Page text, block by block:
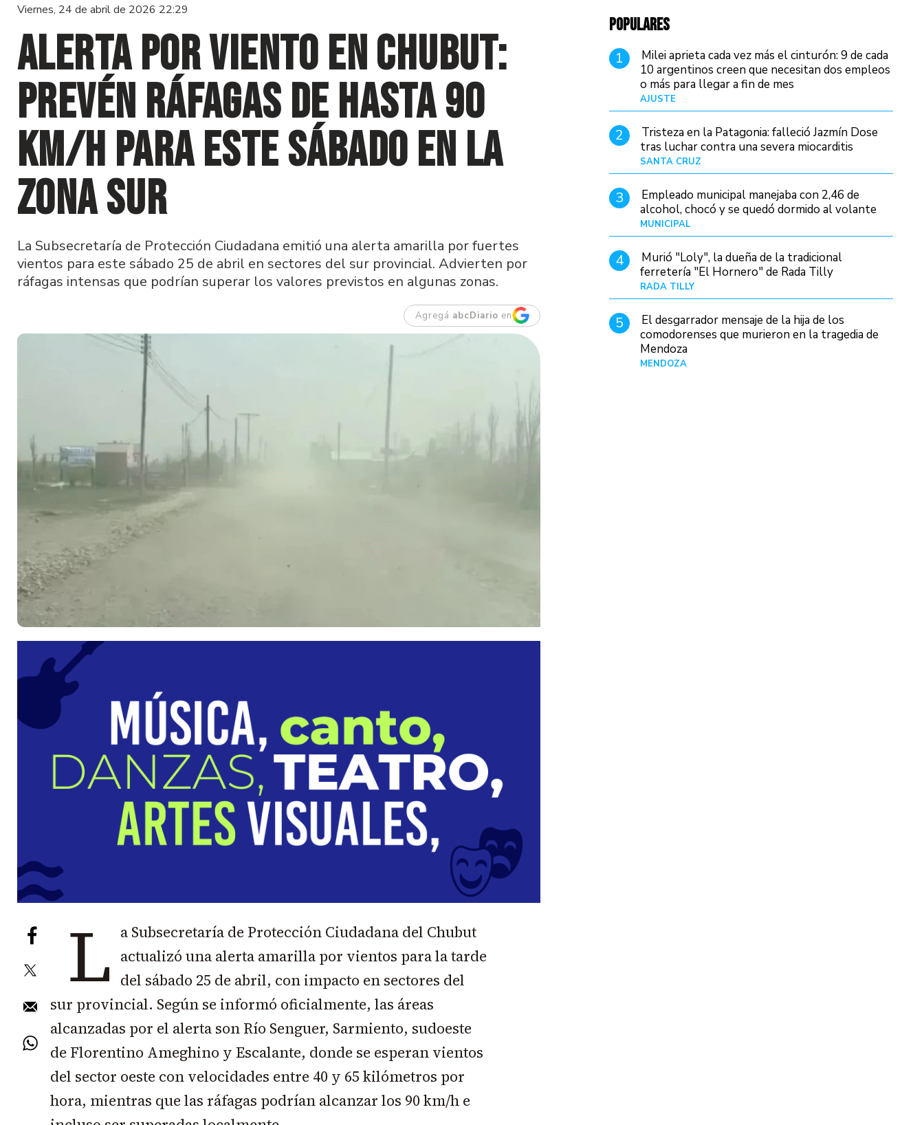
Viernes, 24 de abril de 2026 22:29
Alerta por viento en Chubut:
prevén ráfagas de hasta 90
km/h para este sábado en la
zona sur
La Subsecretaría de Protección Ciudadana emitió una alerta amarilla por fuertes
vientos para este sábado 25 de abril en sectores del sur provincial. Advierten por
ráfagas intensas que podrían superar los valores previstos en algunas zonas.
Agregá abcDiario en
L a Subsecretaría de Protección Ciudadana del Chubut
actualizó una alerta amarilla por vientos para la tarde
del sábado 25 de abril, con impacto en sectores del
sur provincial. Según se informó oficialmente, las áreas
alcanzadas por el alerta son Río Senguer, Sarmiento, sudoeste
de Florentino Ameghino y Escalante, donde se esperan vientos
del sector oeste con velocidades entre 40 y 65 kilómetros por
hora, mientras que las ráfagas podrían alcanzar los 90 km/h e
POPULARES
1
Milei aprieta cada vez más el cinturón: 9 de cada
10 argentinos creen que necesitan dos empleos
o más para llegar a fin de mes
AJUSTE
2
Tristeza en la Patagonia: falleció Jazmín Dose
tras luchar contra una severa miocarditis
SANTA CRUZ
3
Empleado municipal manejaba con 2,46 de
alcohol, chocó y se quedó dormido al volante
MUNICIPAL
4
Murió "Loly", la dueña de la tradicional
ferretería "El Hornero" de Rada Tilly
RADA TILLY
5
El desgarrador mensaje de la hija de los
comodorenses que murieron en la tragedia de
Mendoza
MENDOZA